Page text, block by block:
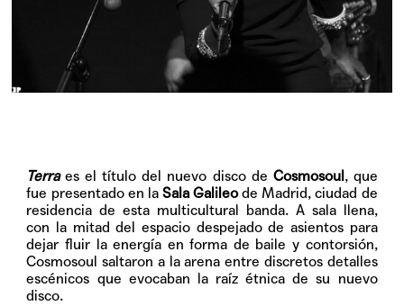
Terraes el título del nuevo disco de Cosmosoul, que
fue presentado en la Sala Galileode Madrid, ciudad de
residencia de esta multicultural banda. A sala llena,
con la mitad del espacio despejado de asientos para
dejar fluir la energía en forma de baile y contorsión,
Cosmosoul saltaron a la arena entre discretos detalles
escénicos que evocaban la raíz étnica de su nuevo
disco.